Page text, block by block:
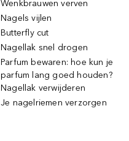
Wenkbrauwen verven
Nagels vijlen
Butterfly cut
Nagellak snel drogen
Parfum bewaren: hoe kun je
parfum lang goed houden?
Nagellak verwijderen
Je nagelriemen verzorgen